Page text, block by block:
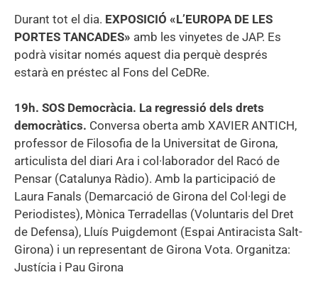
Durant tot el dia. EXPOSICIÓ «L’EUROPA DE LES
PORTES TANCADES» amb les vinyetes de JAP. Es
podrà visitar només aquest dia perquè després
estarà en préstec al Fons del CeDRe.
19h. SOS Democràcia. La regressió dels drets
democràtics. Conversa oberta amb XAVIER ANTICH,
professor de Filosofia de la Universitat de Girona,
articulista del diari Ara i col·laborador del Racó de
Pensar (Catalunya Ràdio). Amb la participació de
Laura Fanals (Demarcació de Girona del Col·legi de
Periodistes), Mònica Terradellas (Voluntaris del Dret
de Defensa), Lluís Puigdemont (Espai Antiracista Salt-
Girona) i un representant de Girona Vota. Organitza:
Justícia i Pau Girona